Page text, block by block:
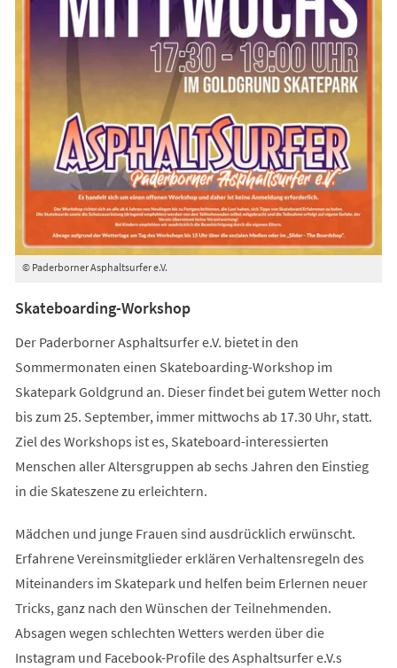
© Paderborner Asphaltsurfer e.V.
Skateboarding-Workshop
Der Paderborner Asphaltsurfer e.V. bietet in den
Sommermonaten einen Skateboarding-Workshop im
Skatepark Goldgrund an. Dieser findet bei gutem Wetter noch
bis zum 25. September, immer mittwochs ab 17.30 Uhr, statt.
Ziel des Workshops ist es, Skateboard-interessierten
Menschen aller Altersgruppen ab sechs Jahren den Einstieg
in die Skateszene zu erleichtern.
Mädchen und junge Frauen sind ausdrücklich erwünscht.
Erfahrene Vereinsmitglieder erklären Verhaltensregeln des
Miteinanders im Skatepark und helfen beim Erlernen neuer
Tricks, ganz nach den Wünschen der Teilnehmenden.
Absagen wegen schlechten Wetters werden über die
Instagram und Facebook-Profile des Asphaltsurfer e.V.s